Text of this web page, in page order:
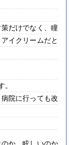
だけでなく、瞳
イクリームだと
院に行っても改
か、眩しいのか